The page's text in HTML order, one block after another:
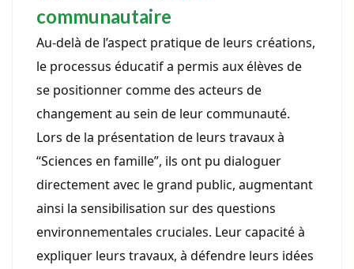
communautaire
Au-delà de l’aspect pratique de leurs créations,
le processus éducatif a permis aux élèves de
se positionner comme des acteurs de
changement au sein de leur communauté.
Lors de la présentation de leurs travaux à
“Sciences en famille”, ils ont pu dialoguer
directement avec le grand public, augmentant
ainsi la sensibilisation sur des questions
environnementales cruciales. Leur capacité à
expliquer leurs travaux, à défendre leurs idées